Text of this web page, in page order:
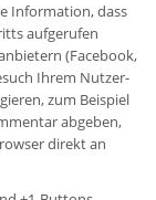
Information, dass
aufgerufen
(Facebook,
Ihrem Nutzer-
zum Beispiel
abgeben,
direkt an